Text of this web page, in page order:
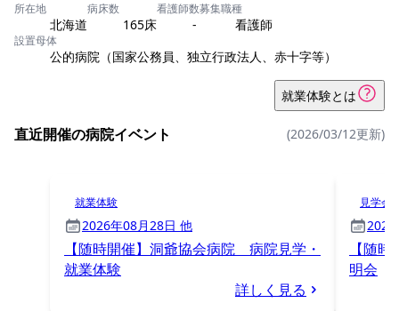
所在地
北海道
病床数
165床
看護師数
-
募集職種
看護師
設置母体
公的病院（国家公務員、独立行政法人、赤十字等）
就業体験とは
直近開催の病院イベント (2026/03/12更新)
就業体験
2026年08月28日 他
【随時開催】洞爺協会病院 病院見学・
就業体験
詳しく見る
見学会
2026
【随
明会